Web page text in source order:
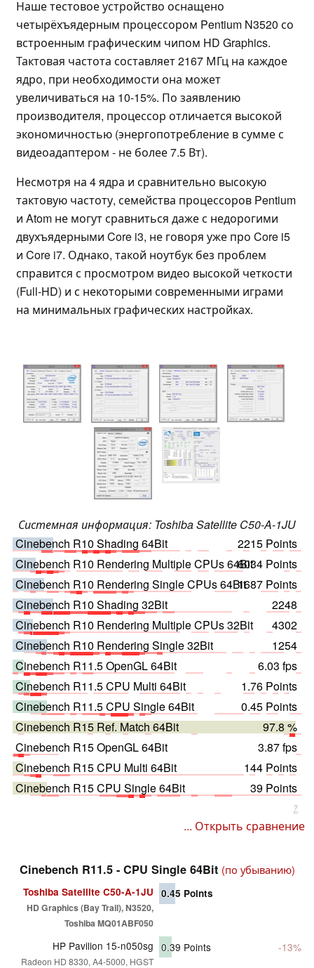
Наше тестовое устройство оснащено
четырёхъядерным процессором Pentium N3520 со
встроенным графическим чипом HD Graphics.
Тактовая частота составляет 2167 МГц на каждое
ядро, при необходимости она может
увеличиваться на 10-15%. По заявлению
производителя, процессор отличается высокой
экономичностью (энергопотребление в сумме с
видеоадаптером - не более 7.5 Вт).
Несмотря на 4 ядра и сравнительно высокую
тактовую частоту, семейства процессоров Pentium
и Atom не могут сравниться даже с недорогими
двухъядерными Core i3, не говоря уже про Core i5
и Core i7. Однако, такой ноутбук без проблем
справится с просмотром видео высокой четкости
(Full-HD) и с некоторыми современными играми
на минимальных графических настройках.
Системная информация: Toshiba Satellite C50-A-1JU
Cinebench R10 Shading 64Bit
2215 Points
Cinebench R10 Rendering Multiple CPUs 64Bit6034 Points
Cinebench R10 Rendering Single CPUs 64Bit1687 Points
Cinebench R10 Shading 32Bit
2248
Cinebench R10 Rendering Multiple CPUs 32Bit
4302
Cinebench R10 Rendering Single 32Bit
1254
Cinebench R11.5 OpenGL 64Bit
6.03 fps
Cinebench R11.5 CPU Multi 64Bit
1.76 Points
Cinebench R11.5 CPU Single 64Bit
0.45 Points
Cinebench R15 Ref. Match 64Bit
97.8 %
Cinebench R15 OpenGL 64Bit
3.87 fps
Cinebench R15 CPU Multi 64Bit
144 Points
Cinebench R15 CPU Single 64Bit
39 Points
?
... Открыть сравнение
Cinebench R11.5 - CPU Single 64Bit (по убыванию)
Toshiba Satellite C50-A-1JU
HD Graphics (Bay Trail), N3520,
Toshiba MQ01ABF050
0.45 Points
HP Pavilion 15-n050sg
Radeon HD 8330, A4-5000, HGST
0.39 Points -13%